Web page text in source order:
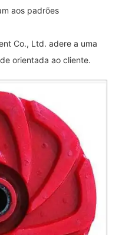
aos padrões
Co., Ltd. adere a uma
orientada ao cliente.